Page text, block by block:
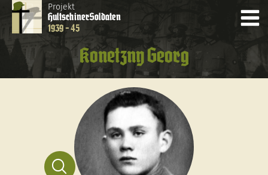
Projekt
HultschinerSoldaten
1939 - 45
Konetzny Georg